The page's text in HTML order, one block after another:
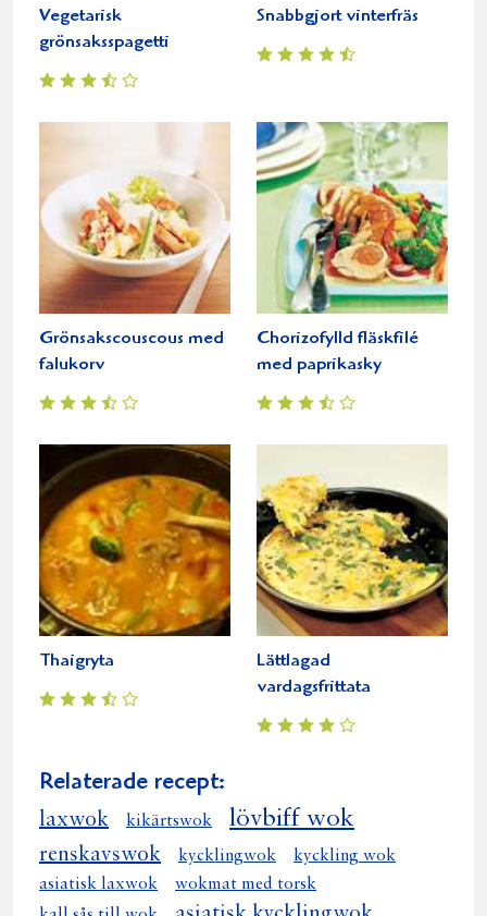
Vegetarisk
grönsaksspagetti
Snabbgjort vinterfräs
Grönsakscouscous med
falukorv
Chorizofylld fläskfilé
med paprikasky
Thaigryta
Lättlagad
vardagsfrittata
Relaterade recept:
laxwok kikärtswok lövbiff wok
renskavswok kycklingwok
kyckling wok
asiatisk laxwok
wokmat med torsk